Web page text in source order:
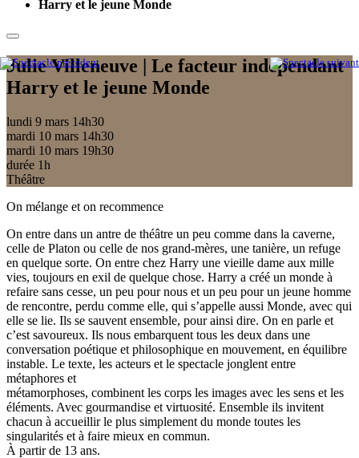
Harry et le jeune Monde
Julie Villeneuve | Le facteur indépendant
Harry et le jeune Monde
lundi 9 mars 14h30
mardi 10 mars 14h30
mardi 10 mars 19h30
durée 1h
Théâtre
On mélange et on recommence
On entre dans un antre de théâtre un peu comme dans la caverne,
celle de Platon ou celle de nos grand-mères, une tanière, un refuge
en quelque sorte. On entre chez Harry une vieille dame aux mille
vies, toujours en exil de quelque chose. Harry a créé un monde à
refaire sans cesse, un peu pour nous et un peu pour un jeune homme
de rencontre, perdu comme elle, qui s’appelle aussi Monde, avec qui
elle se lie. Ils se sauvent ensemble, pour ainsi dire. On en parle et
c’est savoureux. Ils nous embarquent tous les deux dans une
conversation poétique et philosophique en mouvement, en équilibre
instable. Le texte, les acteurs et le spectacle jonglent entre
métaphores et
métamorphoses, combinent les corps les images avec les sens et les
éléments. Avec gourmandise et virtuosité. Ensemble ils invitent
chacun à accueillir le plus simplement du monde toutes les
singularités et à faire mieux en commun.
À partir de 13 ans.